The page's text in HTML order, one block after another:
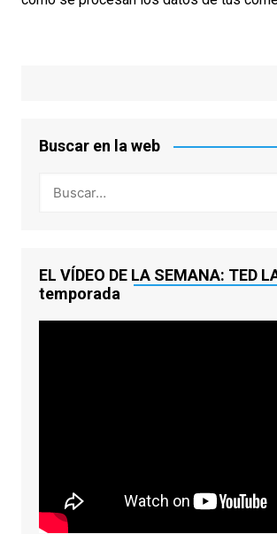
Buscar en la web
EL VÍDEO DE LA SEMANA: TED
temporada